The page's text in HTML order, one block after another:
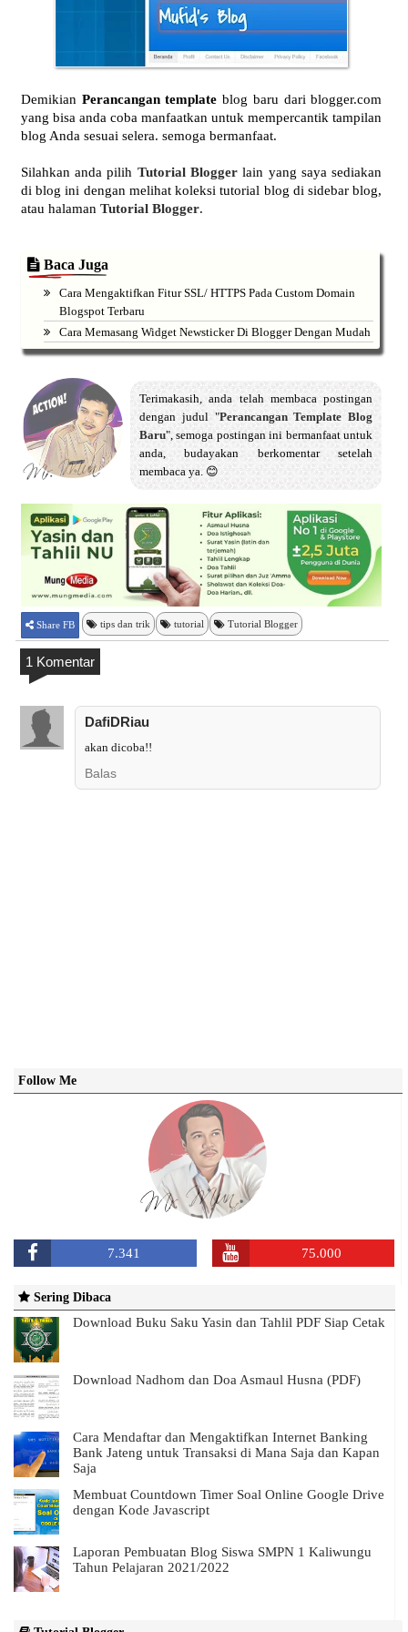
Demikian Perancangan template blog baru dari blogger.com
yang bisa anda coba manfaatkan untuk mempercantik tampilan
blog Anda sesuai selera. semoga bermanfaat.
Silahkan anda pilih Tutorial Blogger lain yang saya sediakan
di blog ini dengan melihat koleksi tutorial blog di sidebar blog,
atau halaman Tutorial Blogger.
Baca Juga
Cara Mengaktifkan Fitur SSL/ HTTPS Pada Custom Domain
Blogspot Terbaru
Cara Memasang Widget Newsticker Di Blogger Dengan Mudah
Terimakasih, anda telah membaca postingan
dengan judul "Perancangan Template Blog
Baru", semoga postingan ini bermanfaat untuk
anda, budayakan berkomentar setelah
membaca ya. 😊
Share FB tips dan trik tutorial Tutorial Blogger
1 Komentar
DafiDRiau
akan dicoba!!
Balas
Follow Me
7.341 75.000
Sering Dibaca
Download Buku Saku Yasin dan Tahlil PDF Siap Cetak
Download Nadhom dan Doa Asmaul Husna (PDF)
Cara Mendaftar dan Mengaktifkan Internet Banking
Bank Jateng untuk Transaksi di Mana Saja dan Kapan
Saja
Membuat Countdown Timer Soal Online Google Drive
dengan Kode Javascript
Laporan Pembuatan Blog Siswa SMPN 1 Kaliwungu
Tahun Pelajaran 2021/2022